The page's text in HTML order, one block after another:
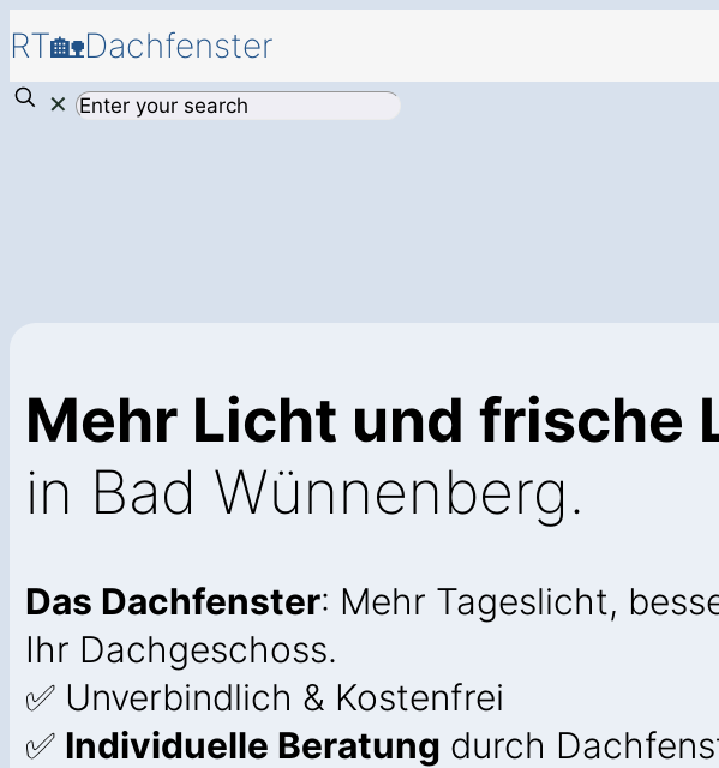
RT🏡Dachfenster
✕
Mehr Licht und frische
in Bad Wünnenberg.
Das Dachfenster: Mehr Tageslicht,
Ihr Dachgeschoss.
✅ Unverbindlich & Kostenfrei
✅ Individuelle Beratung durch